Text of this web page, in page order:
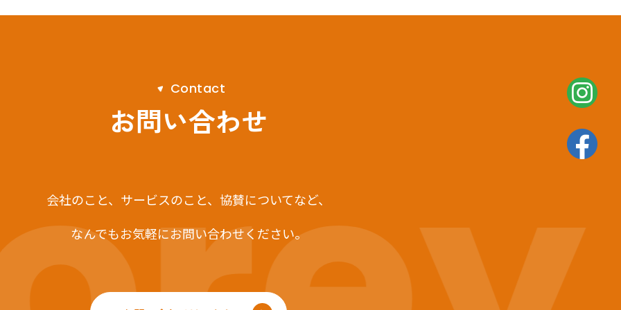
Contact
お問い合わせ
会社のこと、サービスのこと、 協賛についてなど、
なんでもお気軽にお問い合わせください。